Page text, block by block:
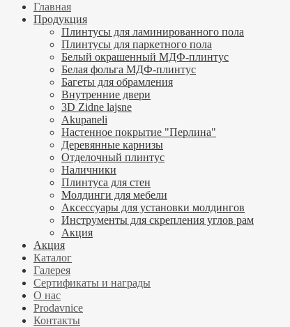
Главная
Продукция
Плинтусы для ламинированного пола
Плинтусы для паркетного пола
Белый окрашенный МДФ-плинтус
Белая фольга МДФ-плинтус
Багеты для обрамления
Внутренние двери
3D Zidne lajsne
Akupaneli
Настенное покрытие "Перлина"
Деревянные карнизы
Отделочный плинтус
Наличники
Плинтуса для стен
Молдинги для мебели
Аксессуары для установки молдингов
Инструменты для скрепления углов рам
Акция
Акция
Каталог
Галерея
Сертификаты и награды
О нас
Prodavnice
Контакты